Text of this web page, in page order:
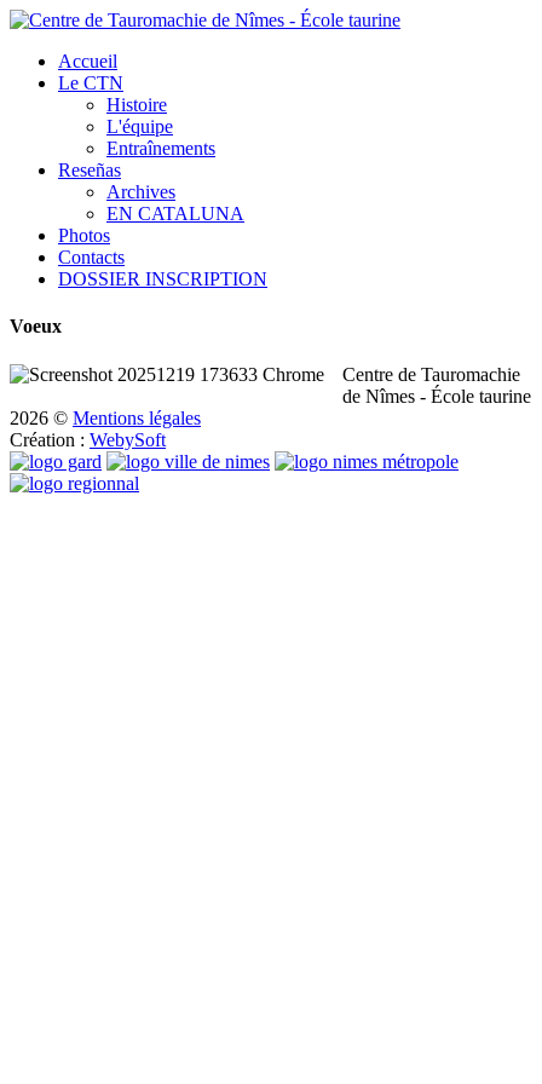
Accueil
Le CTN
Histoire
L'équipe
Entraînements
Reseñas
Archives
EN CATALUNA
Photos
Contacts
DOSSIER INSCRIPTION
Voeux
Centre de Tauromachie
de Nîmes - École taurine
2026 © Mentions légales
Création : WebySoft